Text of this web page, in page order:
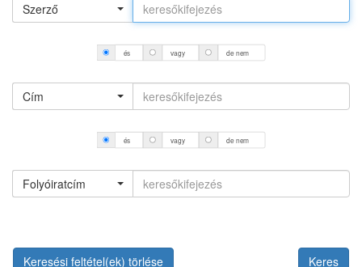
Szerző
és vagy de nem
Cím
és vagy de nem
Folyóiratcím
Keresési feltétel(ek) törlése